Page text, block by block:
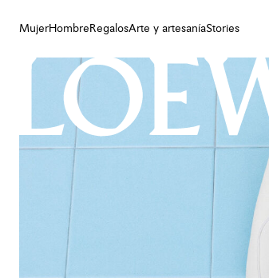
MujerHombre RegalosArte y artesaníaStories
Mujer
Arte y artesanía
Stories